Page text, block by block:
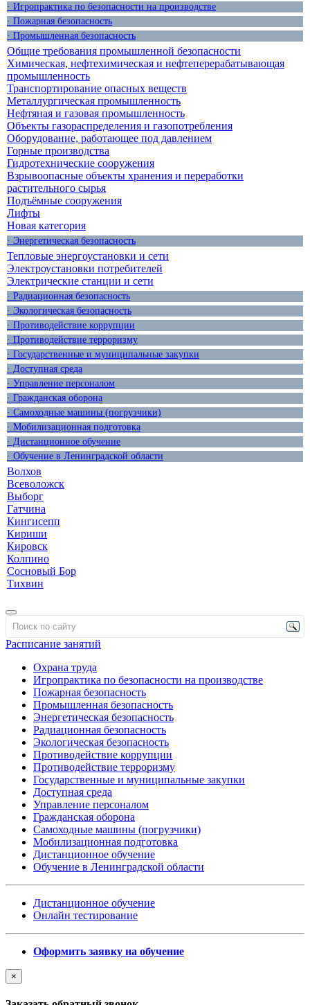
· Игропрактика по безопасности на производстве
· Пожарная безопасность
· Промышленная безопасность
Общие требования промышленной безопасности
Химическая, нефтехимическая и нефтеперерабатывающая
промышленность
Транспортирование опасных веществ
Металлургическая промышленность
Нефтяная и газовая промышленность
Объекты газораспределения и газопотребления
Оборудование, работающее под давлением
Горные производства
Гидротехнические сооружения
Взрывоопасные объекты хранения и переработки
растительного сырья
Подъёмные сооружения
Лифты
Новая категория
· Энергетическая безопасность
Тепловые энергоустановки и сети
Электроустановки потребителей
Электрические станции и сети
· Радиационная безопасность
· Экологическая безопасность
· Противодействие коррупции
· Противодействие терроризму
· Государственные и муниципальные закупки
· Доступная среда
· Управление персоналом
· Гражданская оборона
· Самоходные машины (погрузчики)
· Мобилизационная подготовка
· Дистанционное обучение
· Обучение в Ленинградской области
Волхов
Всеволожск
Выборг
Гатчина
Кингисепп
Кириши
Кировск
Колпино
Сосновый Бор
Тихвин
Расписание занятий
Охрана труда
Игропрактика по безопасности на производстве
Пожарная безопасность
Промышленная безопасность
Энергетическая безопасность
Радиационная безопасность
Экологическая безопасность
Противодействие коррупции
Противодействие терроризму
Государственные и муниципальные закупки
Доступная среда
Управление персоналом
Гражданская оборона
Самоходные машины (погрузчики)
Мобилизационная подготовка
Дистанционное обучение
Обучение в Ленинградской области
Дистанционное обучение
Онлайн тестирование
Оформить заявку на обучение
×